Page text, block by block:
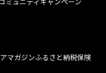
マガジンふるさと納税保険